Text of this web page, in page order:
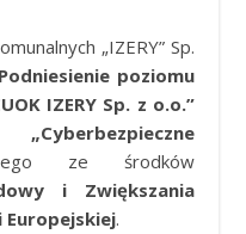
poziomu
IZERY Sp. z o.o.”
„Cyberbezpieczne
ze środków
i Zwiększania
Europejskiej.